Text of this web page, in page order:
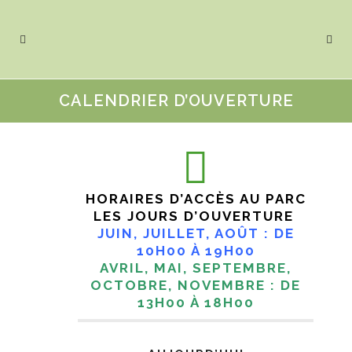
CALENDRIER D’OUVERTURE
HORAIRES D’ACCÈS AU PARC
LES JOURS D’OUVERTURE
JUIN, JUILLET, AOÛT : DE
10H00 À 19H00
AVRIL, MAI, SEPTEMBRE,
OCTOBRE, NOVEMBRE : DE
13H00 À 18H00